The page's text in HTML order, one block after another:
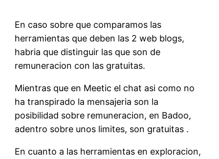
En caso sobre que comparamos las
herramientas que deben las 2 web blogs,
habria que distinguir las que son de
remuneracion con las gratuitas.
Mientras que en Meetic el chat asi como no
ha transpirado la mensajeria son la
posibilidad sobre remuneracion, en Badoo,
adentro sobre unos limites, son gratuitas .
En cuanto a las herramientas en exploracion,